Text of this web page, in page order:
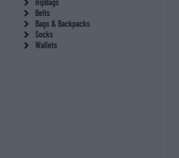
HipBags
Belts
Bags & Backpacks
Socks
Wallets